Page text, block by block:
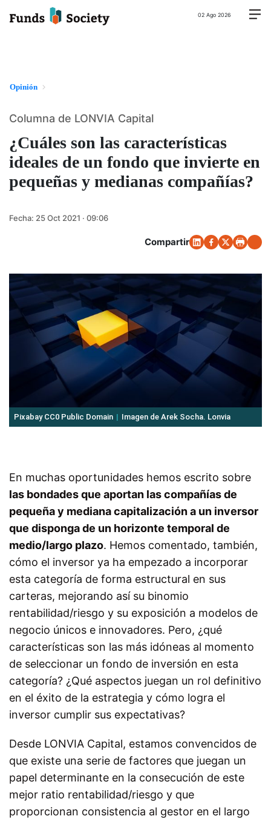
02 Ago 2026
Opinión
¿Cuáles son las características
ideales de un fondo que invierte en
pequeñas y medianas compañías?
Columna de LONVIA Capital
Fecha: 25 Oct 2021 · 09:06
Compartir
Pixabay CC0 Public Domain Imagen de Arek Socha. Lonvia
En muchas oportunidades hemos escrito sobre
las bondades que aportan las compañías de
pequeña y mediana capitalización a un inversor
que disponga de un horizonte temporal de
medio/largo plazo. Hemos comentado, también,
cómo el inversor ya ha empezado a incorporar
esta categoría de forma estructural en sus
carteras, mejorando así su binomio
rentabilidad/riesgo y su exposición a modelos de
negocio únicos e innovadores. Pero, ¿qué
características son las más idóneas al momento
de seleccionar un fondo de inversión en esta
categoría? ¿Qué aspectos juegan un rol definitivo
en el éxito de la estrategia y cómo logra el
inversor cumplir sus expectativas?
Desde LONVIA Capital, estamos convencidos de
que existe una serie de factores que juegan un
papel determinante en la consecución de este
mejor ratio rentabilidad/riesgo y que
proporcionan consistencia al gestor en el largo